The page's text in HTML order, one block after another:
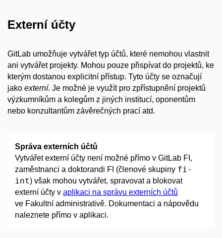
Externí účty
GitLab umožňuje vytvářet typ účtů, které nemohou vlastnit
ani vytvářet projekty. Mohou pouze přispívat do projektů, ke
kterým dostanou explicitní přístup. Tyto účty se označují
jako externí. Je možné je využít pro zpřístupnění projektů
výzkumníkům a kolegům z jiných institucí, oponentům
nebo konzultantům závěrečných prací atd.
Správa externích účtů
Vytvářet externí účty není možné přímo v GitLab FI,
zaměstnanci a doktorandi FI (členové skupiny fi-
int) však mohou vytvářet, spravovat a blokovat
externí účty v aplikaci na správu externích účtů
ve Fakultní administrativě. Dokumentaci a nápovědu
naleznete přímo v aplikaci.